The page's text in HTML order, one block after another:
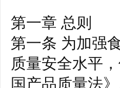
第一章 总则
第一条 为加强
质量安全水平
国产品质量法